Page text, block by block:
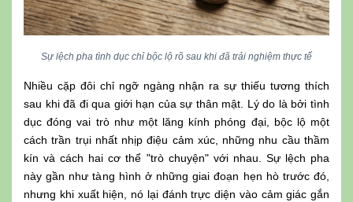
Sự lệch pha tình dục chỉ bộc lộ rõ sau khi đã trải nghiệm thực tế
Nhiều cặp đôi chỉ ngỡ ngàng nhận ra sự thiếu tương thích
sau khi đã đi qua giới hạn của sự thân mật. Lý do là bởi tình
dục đóng vai trò như một lăng kính phóng đại, bộc lộ một
cách trần trụi nhất nhịp điệu cảm xúc, những nhu cầu thầm
kín và cách hai cơ thể "trò chuyện" với nhau. Sự lệch pha
này gần như tàng hình ở những giai đoạn hẹn hò trước đó,
nhưng khi xuất hiện, nó lại đánh trực diện vào cảm giác gắn